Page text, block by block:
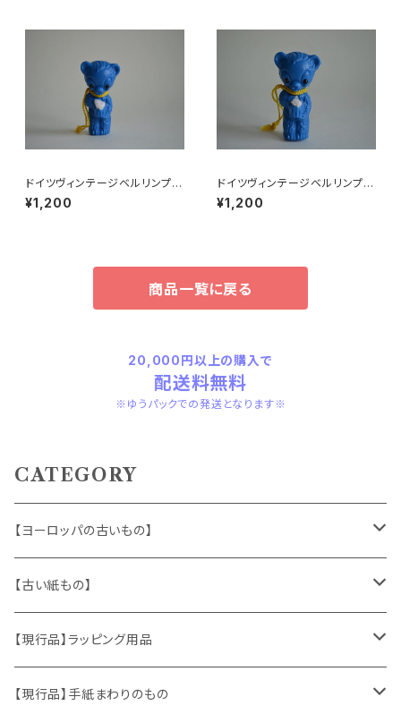
ドイツヴィンテージベルリンプラ
ベア青76
¥1,200
ドイツヴィンテージベルリンプラ
ベア青215
¥1,200
商品一覧に戻る
20,000円以上の購入で
配送料無料
※ゆうパックでの発送となります※
CATEGORY
【ヨーロッパの古いもの】
ヴィンテージアクセサリー
おもちゃ、ぬいぐるみ
くま、テディベア
ヴィンテージファブリック
【古い紙もの】
切手、FDC
ポストカード、カレンダー
【現行品】ラッピング用品
伝票、タグ、シール
【現行品】手紙まわりのもの